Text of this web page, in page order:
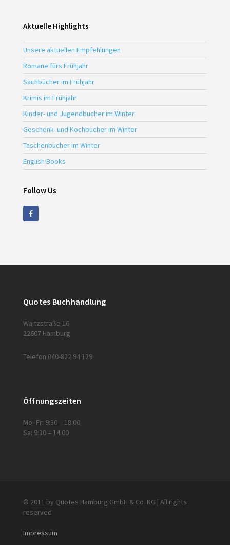
Aktuelle Highlights
Unsere aktuellen Empfehlungen
Romane fürs Frühjahr
Sachbücher im Frühjahr
Krimis im Frühjahr
Kinder- und Jugendbücher im Winter
Geschenk- und Kochbücher im Winter
Taschenbücher im Winter
English Books
Follow Us
Quotes Buchhandlung
Waitzstraße 16
22607 Hamburg
Telefon 040-822 94 129
Öffnungszeiten
Mo–Fr: 9:30 – 18:00
Sa: 9:30 – 14:00
© 2011 by Quotes Hamburg GmbH & Co. KG | All rights
reserved
Impressum